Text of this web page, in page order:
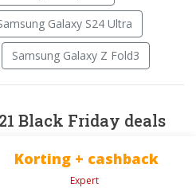
Galaxy S24 Ultra
Samsung Galaxy Z Fold3
Black Friday deals
Korting + cashback
Expert